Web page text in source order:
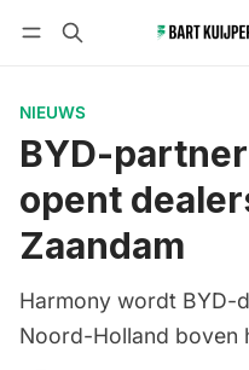
NIEUWS
BYD-
opent
Zaandam
Harmony wordt BYD-
Noord-Holland boven